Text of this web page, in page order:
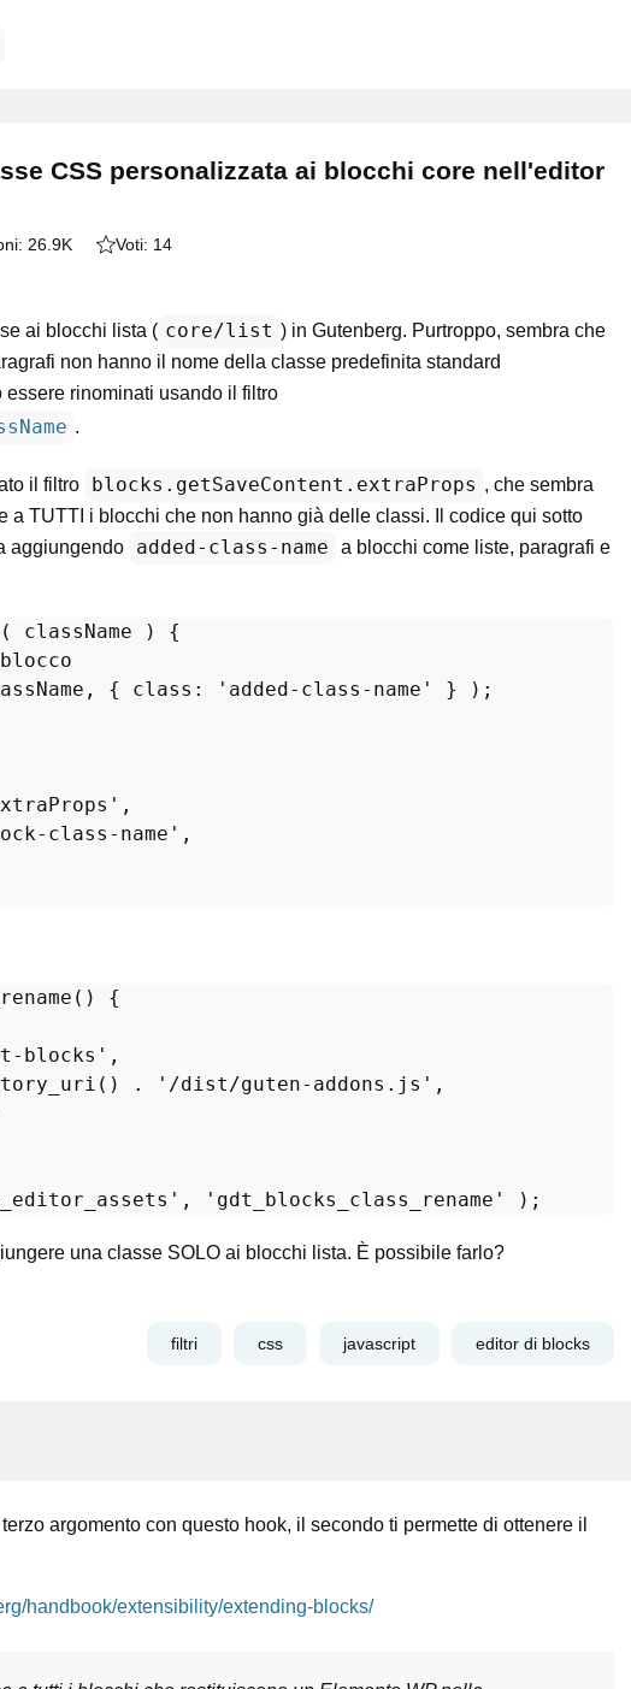
CSS personalizzata ai blocchi core nell'editor
26.9K Voti: 14
ai blocchi lista ( core/list ) in Gutenberg. Purtroppo, sembra che
non hanno il nome della classe predefinita standard
essere rinominati usando il filtro
.
il filtro blocks.getSaveContent.extraProps , che sembra
a TUTTI i blocchi che non hanno già delle classi. Il codice qui sotto
aggiungendo
added-class-name
a blocchi come liste, paragrafi e
( className
) {
{ class : 'added-class-name'
} );
,
class-name' ,
( ) {
blocks' ,
() . '/dist/guten-addons.js' ,
, 'gdt_blocks_class_rename'
una classe SOLO ai blocchi lista. È possibile farlo?
filtri css javascript editor di blocks
argomento con questo hook, il secondo ti permette di ottenere il
handbook/extensibility/extending-blocks/